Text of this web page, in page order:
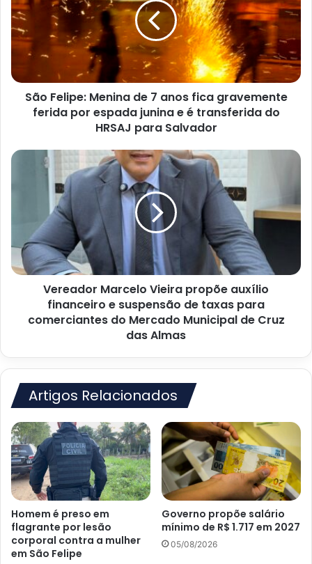
de
7
anos
fica
ferida
espada
é
transferida
Salvador
São Felipe: Menina de 7 anos fica gravemente
ferida por espada junina e é transferida do
HRSAJ para Salvador
Vereador
financeiro
e
suspensão
de
comerciantes
Municipal
Cruz
das
Vereador Marcelo Vieira propõe auxílio
financeiro e suspensão de taxas para
comerciantes do Mercado Municipal de Cruz
das Almas
Artigos Relacionados
Homem é preso em
flagrante por lesão
corporal contra a mulher
em São Felipe
Governo propõe salário
mínimo de R$ 1.717 em 2027
05/08/2026